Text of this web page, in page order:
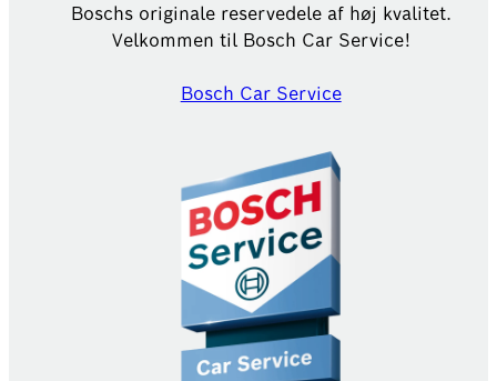
Boschs originale reservedele af høj kvalitet.
Velkommen til Bosch Car Service!
Bosch Car Service